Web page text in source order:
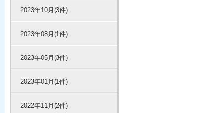
2023年10月(3件)
2023年08月(1件)
2023年05月(3件)
2023年01月(1件)
2022年11月(2件)